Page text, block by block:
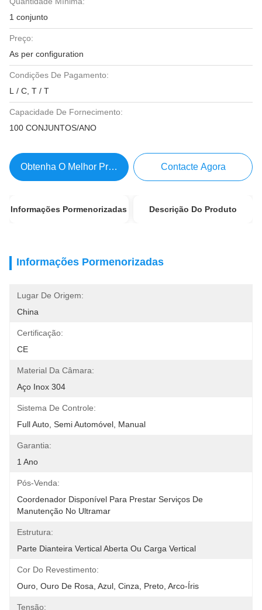
1 conjunto
Preço:
As per configuration
Condições De Pagamento:
L / C, T / T
Capacidade De Fornecimento:
100 CONJUNTOS/ANO
Obtenha O Melhor Preço Contacte Agora
Informações Pormenorizadas Descrição Do Produto
Informações Pormenorizadas
Lugar De Origem:
China
Certificação:
CE
Material Da Câmara:
Aço Inox 304
Sistema De Controle:
Full Auto, Semi Automóvel, Manual
Garantia:
1 Ano
Pós-Venda:
Coordenador Disponível Para Prestar Serviços De
Manutenção No Ultramar
Estrutura:
Parte Dianteira Vertical Aberta Ou Carga Vertical
Cor Do Revestimento:
Ouro, Ouro De Rosa, Azul, Cinza, Preto, Arco-Íris
Tensão: